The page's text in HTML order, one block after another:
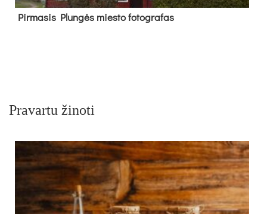
Pir­ma­sis Plun­gės mies­to fo­tog­ra­fas
Pravartu žinoti